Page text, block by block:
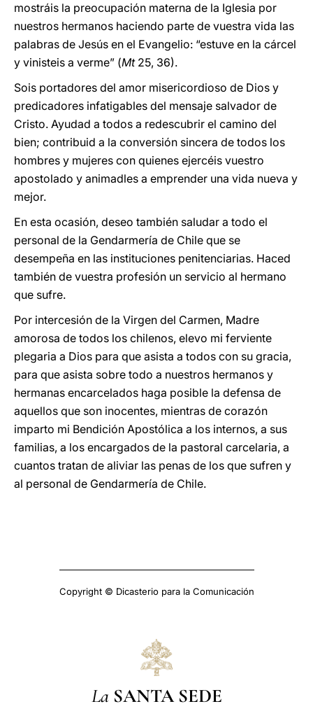
mostráis la preocupación materna de la Iglesia por
nuestros hermanos haciendo parte de vuestra vida las
palabras de Jesús en el Evangelio: “estuve en la cárcel
y vinisteis a verme” (Mt25, 36).
Sois portadores del amor misericordioso de Dios y
predicadores infatigables del mensaje salvador de
Cristo. Ayudad a todos a redescubrir el camino del
bien; contribuid a la conversión sincera de todos los
hombres y mujeres con quienes ejercéis vuestro
apostolado y animadles a emprender una vida nueva y
mejor.
En esta ocasión, deseo también saludar a todo el
personal de la Gendarmería de Chile que se
desempeña en las instituciones penitenciarias. Haced
también de vuestra profesión un servicio al hermano
que sufre.
Por intercesión de la Virgen del Carmen, Madre
amorosa de todos los chilenos, elevo mi ferviente
plegaria a Dios para que asista a todos con su gracia,
para que asista sobre todo a nuestros hermanos y
hermanas encarcelados haga posible la defensa de
aquellos que son inocentes, mientras de corazón
imparto mi Bendición Apostólica a los internos, a sus
familias, a los encargados de la pastoral carcelaria, a
cuantos tratan de aliviar las penas de los que sufren y
al personal de Gendarmería de Chile.
Copyright © Dicasterio para la Comunicación
La SANTA SEDE